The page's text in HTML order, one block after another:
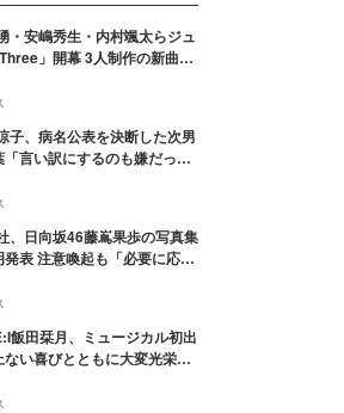
・安嶋秀生・内村颯太らジュ
」開幕 3人制作の新曲＆
みたい」【ゲネプロレポ】
子、病名公表を決断した次男
言い訳にするのも嫌だっ
、日向坂46藤嶌果歩の写真集
発表 注意喚起も「必要に応じ
飯田栞月、ミュージカル初出
い喜びとともに大変光栄」